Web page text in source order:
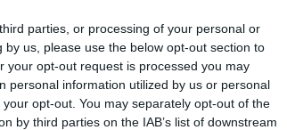
parties, or processing of your personal or
us, please use the below opt-out section to
your opt-out request is processed you may
personal information utilized by us or personal
opt-out. You may separately opt-out of the
by third parties on the IAB’s list of downstream